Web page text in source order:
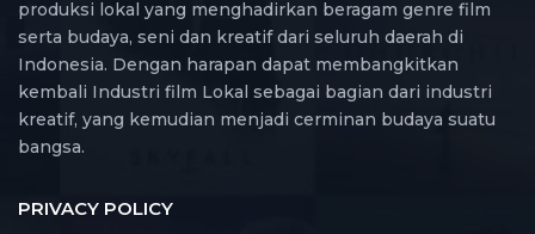
produksi lokal yang menghadirkan beragam genre film
serta budaya, seni dan kreatif dari seluruh daerah di
Indonesia. Dengan harapan dapat membangkitkan
kembali Industri film Lokal sebagai bagian dari industri
kreatif, yang kemudian menjadi cerminan budaya suatu
bangsa.
PRIVACY POLICY